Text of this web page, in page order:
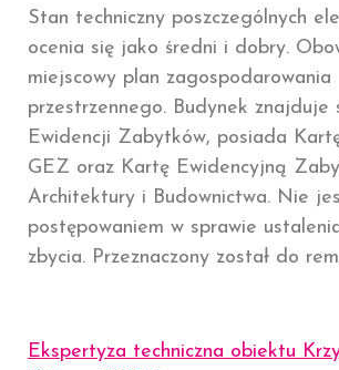
Stan techniczny poszczególnych
ocenia się jako średni i dobry.
miejscowy plan zagospodarowania
przestrzennego. Budynek znajduje
Ewidencji Zabytków, posiada
GEZ oraz Kartę Ewidencyjną
Architektury i Budownictwa. Nie
postępowaniem w sprawie
zbycia. Przeznaczony został do
Ekspertyza techniczna obiektu